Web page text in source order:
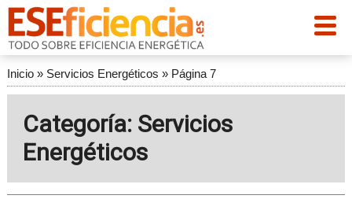
Inicio» Servicios Energéticos » Página 7
Categoría: Servicios
Energéticos